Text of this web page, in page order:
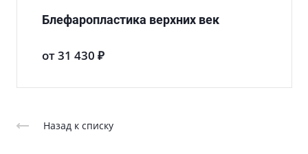
Блефаропластика верхних век
от 31 430 ₽
Назад к списку